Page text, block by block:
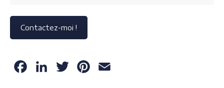
Contactez-moi !
FacebookLinkedInTwitterPinterest